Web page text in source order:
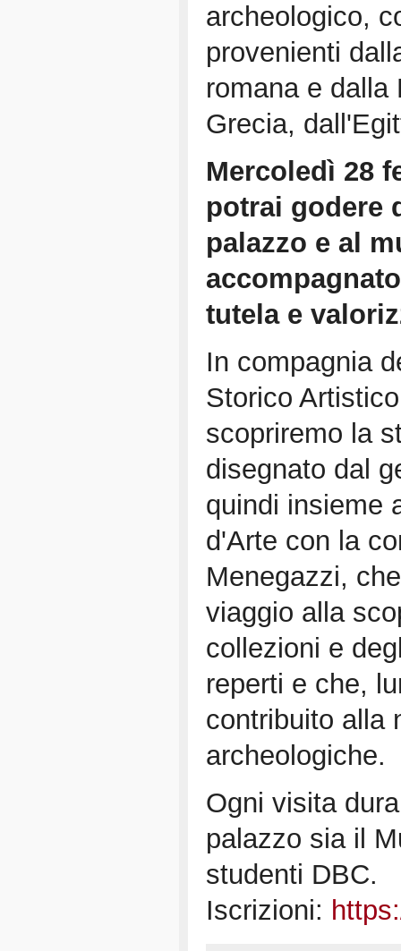
archeologico,
provenienti
romana e dalla
Grecia,
Mercoledì 28
potrai godere
palazzo e al
tutela e
In compagnia
Storico
scopriremo la
disegnato dal
quindi insieme
d'Arte con la
Menegazzi,
viaggio alla
collezioni e
reperti e che,
contribuito alla
archeologiche.
Ogni visita
palazzo sia il
studenti DBC.
Iscrizioni: